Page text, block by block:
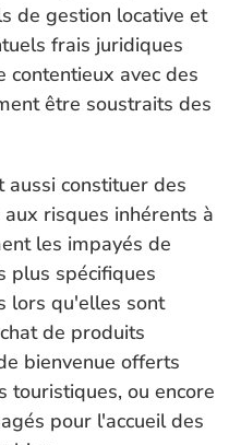
de gestion locative et
frais juridiques
contentieux avec des
être soustraits des
constituer des
risques inhérents à
les impayés de
plus spécifiques
lors qu'elles sont
de produits
bienvenue offerts
touristiques, ou encore
pour l'accueil des